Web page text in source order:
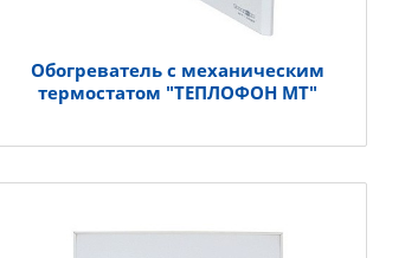
Обогреватель с механическим
термостатом "ТЕПЛОФОН МT"